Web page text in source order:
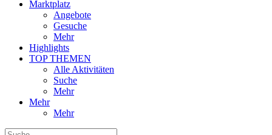
Marktplatz
Angebote
Gesuche
Mehr
Highlights
TOP THEMEN
Alle Aktivitäten
Suche
Mehr
Mehr
Mehr